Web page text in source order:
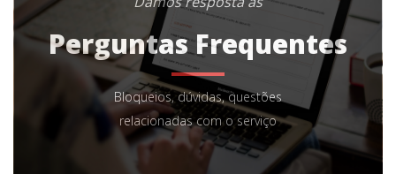
Perguntas Frequentes
Bloqueios, dúvidas, questões
relacionadas com o serviço